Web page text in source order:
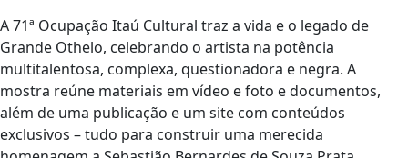
A 71ª Ocupação Itaú Cultural traz a vida e o legado de
Grande Othelo, celebrando o artista na potência
multitalentosa, complexa, questionadora e negra. A
mostra reúne materiais em vídeo e foto e documentos,
além de uma publicação e um site com conteúdos
exclusivos – tudo para construir uma merecida